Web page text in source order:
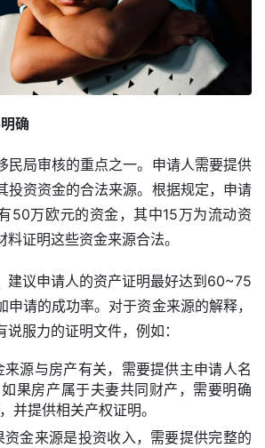
确
民局审核的重点之一。申请人需要提供
投资资金的合法来源。根据规定，申请
50万欧元的资金，其中15万为流动资
证明这些资金来源合法。
建议申请人的资产证明最好达到60~75
申请的成功率。对于资金来源的解释，
服力的证明文件，例如：
源与房产有关，需要提供主申请人名
果房产属于夫妻共同财产，需要明确
并提供相关产权证明。
金来源是投资收入，需要提供完整的